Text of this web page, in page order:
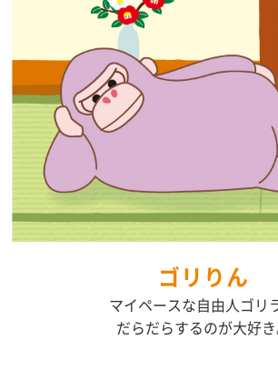
ゴリりん
マイペースな自由人ゴリ
だらだらするのが大好き